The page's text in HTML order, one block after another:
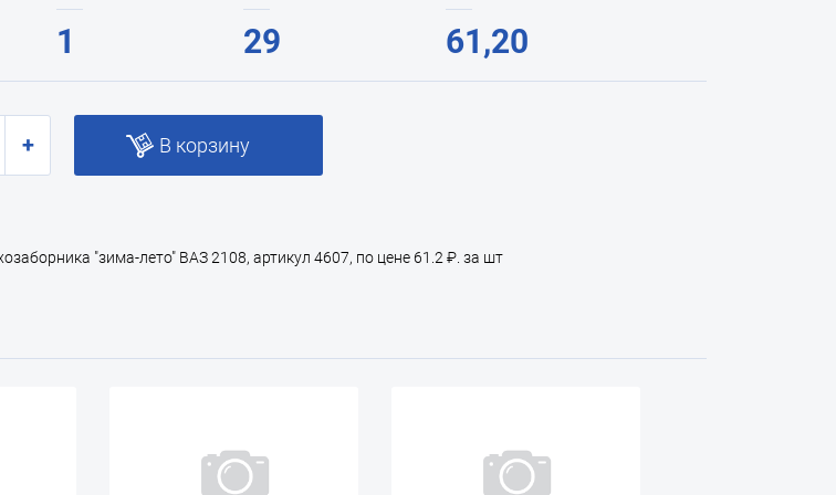
1 29 61,20
+ В корзину
"зима-лето" ВАЗ 2108, артикул 4607, по цене 61.2 ₽. за шт